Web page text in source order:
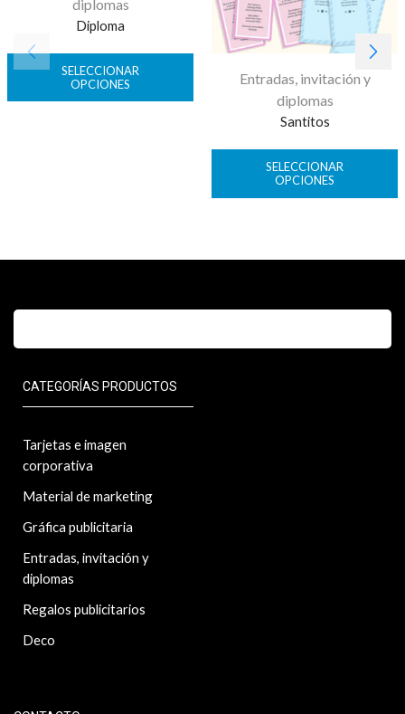
diplomas
Diploma
SELECCIONAR
OPCIONES
Entradas, invitación y
diplomas
Santitos
SELECCIONAR
OPCIONES
CATEGORÍAS PRODUCTOS
Tarjetas e imagen
corporativa
Material de marketing
Gráfica publicitaria
Entradas, invitación y
diplomas
Regalos publicitarios
Deco